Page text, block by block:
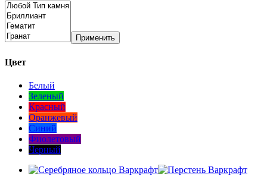
Применить
Цвет
Белый
Зеленый
Красный
Оранжевый
Синий
Фиолетовый
Черный